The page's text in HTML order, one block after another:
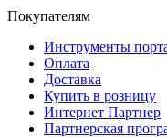
Покупателям
Инструменты
Оплата
Доставка
Купить в розницу
Интернет Партнер
Партнерская